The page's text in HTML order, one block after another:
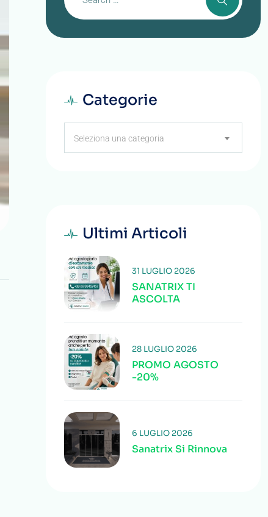
Categorie
Seleziona una categoria
Ultimi Articoli
SANATRIX TI
ASCOLTA
31 LUGLIO 2026
PROMO AGOSTO
-20%
28 LUGLIO 2026
Sanatrix Si Rinnova
6 LUGLIO 2026